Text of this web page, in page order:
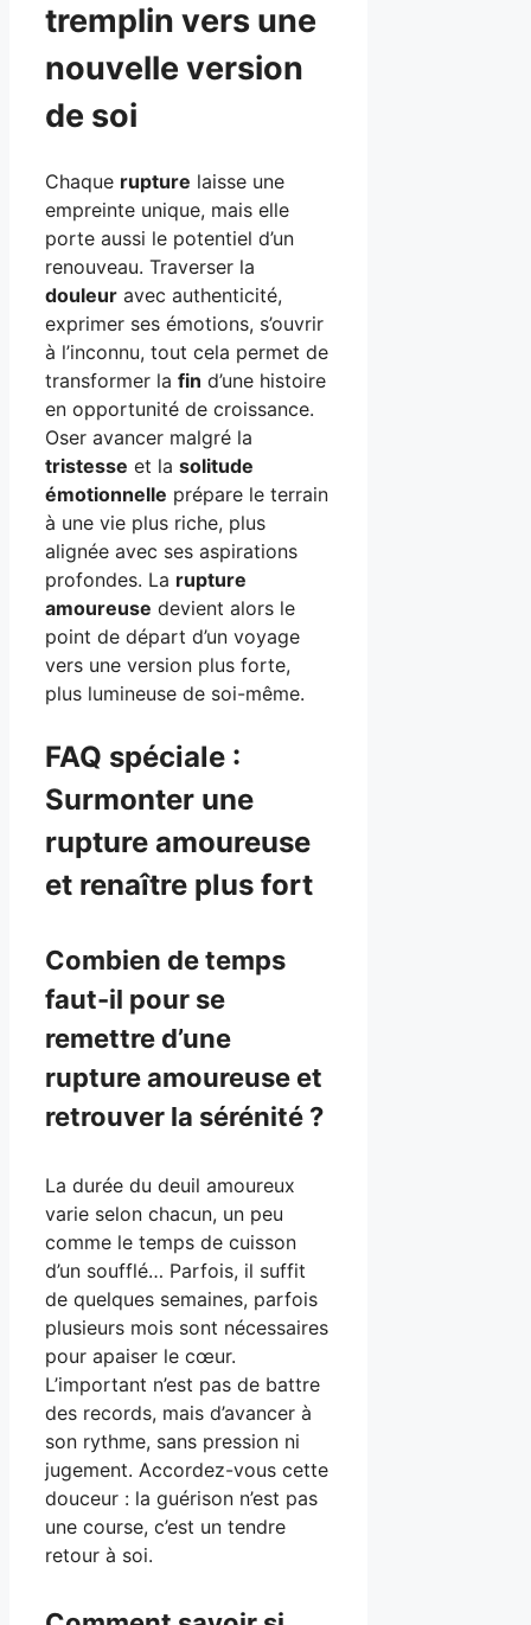
tremplin vers une
nouvelle version
de soi
Chaque rupture laisse une
empreinte unique, mais elle
porte aussi le potentiel d’un
renouveau. Traverser la
douleur avec authenticité,
exprimer ses émotions, s’ouvrir
à l’inconnu, tout cela permet de
transformer la fin d’une histoire
en opportunité de croissance.
Oser avancer malgré la
tristesse et la solitude
émotionnelle prépare le terrain
à une vie plus riche, plus
alignée avec ses aspirations
profondes. La rupture
amoureuse devient alors le
point de départ d’un voyage
vers une version plus forte,
plus lumineuse de soi-même.
FAQ spéciale :
Surmonter une
rupture amoureuse
et renaître plus fort
Combien de temps
faut-il pour se
remettre d’une
rupture amoureuse et
retrouver la sérénité ?
La durée du deuil amoureux
varie selon chacun, un peu
comme le temps de cuisson
d’un soufflé… Parfois, il suffit
de quelques semaines, parfois
plusieurs mois sont nécessaires
pour apaiser le cœur.
L’important n’est pas de battre
des records, mais d’avancer à
son rythme, sans pression ni
jugement. Accordez-vous cette
douceur : la guérison n’est pas
une course, c’est un tendre
retour à soi.